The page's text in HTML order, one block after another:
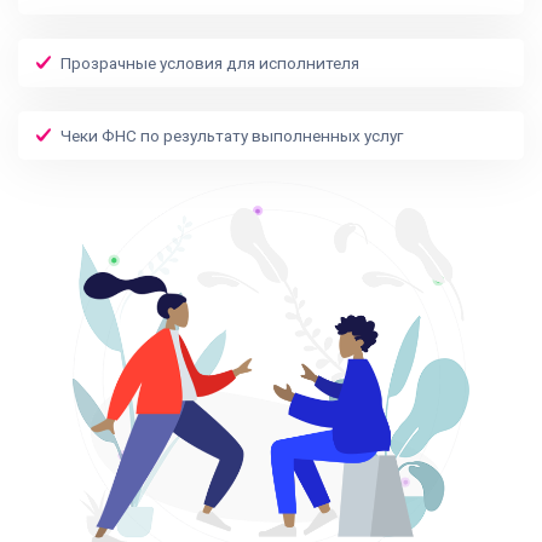
Прозрачные условия для исполнителя
Чеки ФНС по результату выполненных услуг